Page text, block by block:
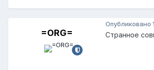
=ORG=
Опубликовано
Странное